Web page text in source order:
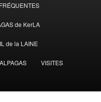
de KerLA
de la LAINE
VISITES